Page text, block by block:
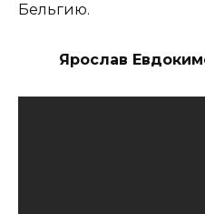
Бельгию.
Ярослав